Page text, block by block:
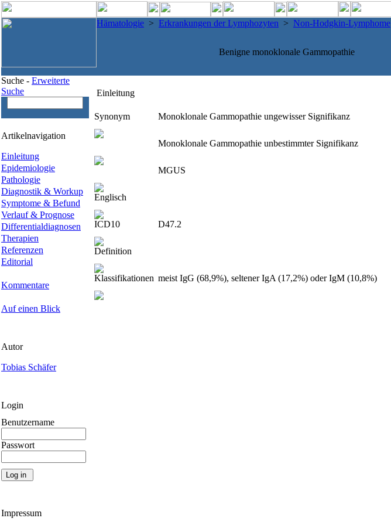
Hämatologie > Erkrankungen der Lymphozyten > Non-Hodgkin-Lymphome
Benigne monoklonale Gammopathie
Suche - Erweiterte
Suche
Artikelnavigation
Einleitung
Epidemiologie
Pathologie
Diagnostik & Workup
Symptome & Befund
Verlauf & Prognose
Differentialdiagnosen
Therapien
Referenzen
Editorial
Kommentare
Auf einen Blick
Autor
Tobias Schäfer
Login
Benutzername
Passwort
Impressum
Einleitung
Synonym Monoklonale Gammopathie ungewisser Signifikanz
Monoklonale Gammopathie unbestimmter Signifikanz
MGUS
Englisch
ICD10 D47.2
Definition
Klassifikationen meist IgG (68,9%), seltener IgA (17,2%) oder IgM (10,8%)